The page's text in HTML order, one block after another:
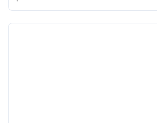
la provincia, merece la pena ser
artículo te hablamos de cómo